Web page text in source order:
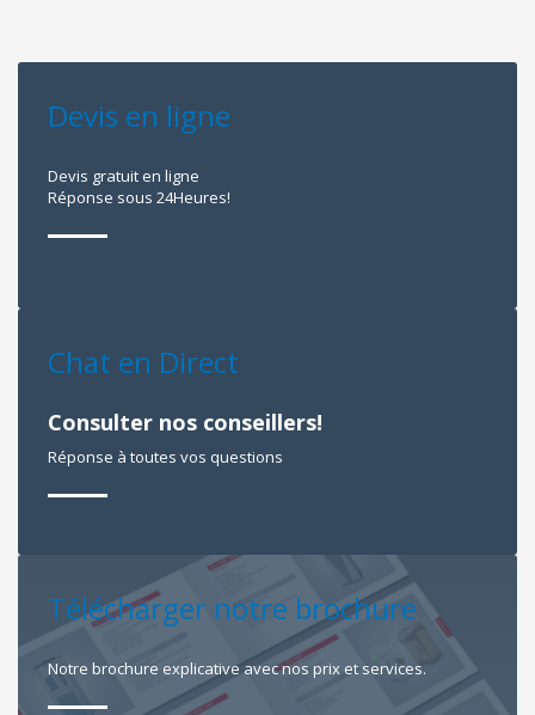
Devis en ligne
Devis gratuit en ligne
Réponse sous 24Heures!
Chat en Direct
Consulter nos conseillers!
Réponse à toutes vos questions
Télécharger notre brochure
Notre brochure explicative avec nos prix et services.